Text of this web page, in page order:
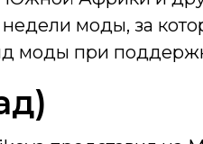
моды, за
моды при